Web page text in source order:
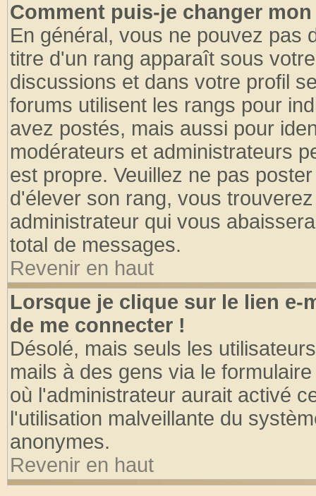
Comment puis-je changer
En général, vous ne pouvez pas
titre d'un rang apparaît sous
discussions et dans votre profil
forums utilisent les rangs pour
avez postés, mais aussi pour
modérateurs et administrateurs
est propre. Veuillez ne pas
d'élever son rang, vous
administrateur qui vous
total de messages.
Revenir en haut
Lorsque je clique sur le lien e-
de me connecter !
Désolé, mais seuls les
mails à des gens via le
où l'administrateur aurait activé
l'utilisation malveillante du
anonymes.
Revenir en haut